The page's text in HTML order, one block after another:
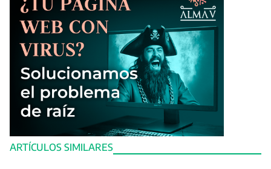
ARTÍCULOS SIMILARES